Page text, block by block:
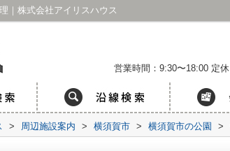
｜株式会社アイリスハウス
営業時間：9:30〜18:00 定
> 周辺施設案内 > 横須賀市 > 横須賀市の公園 >